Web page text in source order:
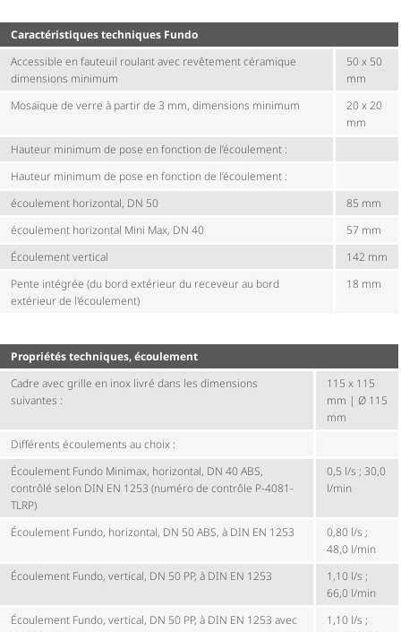
Carac­té­ris­tiques techniques Fundo
Accessible en fauteuil roulant avec revêtement céramique
dimensions minimum
50 x 50
mm
Mosaïque de verre à partir de 3 mm, dimensions minimum
20 x 20
mm
Hauteur minimum de pose en fonction de l’écoulement :
Hauteur minimum de pose en fonction de l’écoulement :
écoulement horizontal, DN 50
85 mm
écoulement horizontal Mini Max, DN 40
57 mm
Écoulement vertical
142 mm
Pente intégrée (du bord extérieur du receveur au bord
extérieur de l'écoulement)
18 mm
Propriétés techniques, écoulement
Cadre avec grille en inox livré dans les dimensions
suivantes :
115 x 115
mm | Ø 115
mm
Différents écoulements au choix :
Écoulement Fundo Minimax, horizontal, DN 40 ABS,
contrôlé selon DIN EN 1253 (numéro de contrôle P-4081-
TLRP)
0,5 l/s ; 30,0
l/min
Écoulement Fundo, horizontal, DN 50 ABS, à DIN EN 1253
0,80 l/s ;
48,0 l/min
Écoulement Fundo, vertical, DN 50 PP, à DIN EN 1253
1,10 l/s ;
66,0 l/min
Écoulement Fundo, vertical, DN 50 PP, à DIN EN 1253 avec
1,10 l/s ;